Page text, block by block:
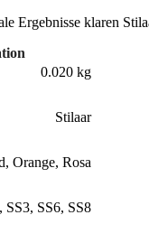
Ergebnisse klaren
0.020 kg
Stilaar
, Orange, Rosa
, SS3, SS6, SS8